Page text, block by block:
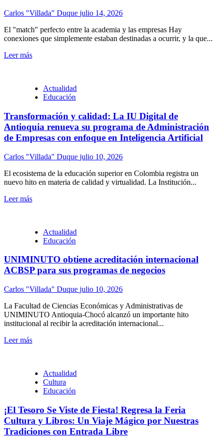
Carlos "Villada" Duque julio 14, 2026
El "match" perfecto entre la academia y las empresas Hay
conexiones que simplemente estaban destinadas a ocurrir, y la que...
Leer más
Actualidad
Educación
Transformación y calidad: La IU Digital de
Antioquia renueva su programa de Administración
de Empresas con enfoque en Inteligencia Artificial
Carlos "Villada" Duque julio 10, 2026
El ecosistema de la educación superior en Colombia registra un
nuevo hito en materia de calidad y virtualidad. La Institución...
Leer más
Actualidad
Educación
UNIMINUTO obtiene acreditación internacional
ACBSP para sus programas de negocios
Carlos "Villada" Duque julio 10, 2026
La Facultad de Ciencias Económicas y Administrativas de
UNIMINUTO Antioquia-Chocó alcanzó un importante hito
institucional al recibir la acreditación internacional...
Leer más
Actualidad
Cultura
Educación
¡El Tesoro Se Viste de Fiesta! Regresa la Feria
Cultura y Libros: Un Viaje Mágico por Nuestras
Tradiciones con Entrada Libre